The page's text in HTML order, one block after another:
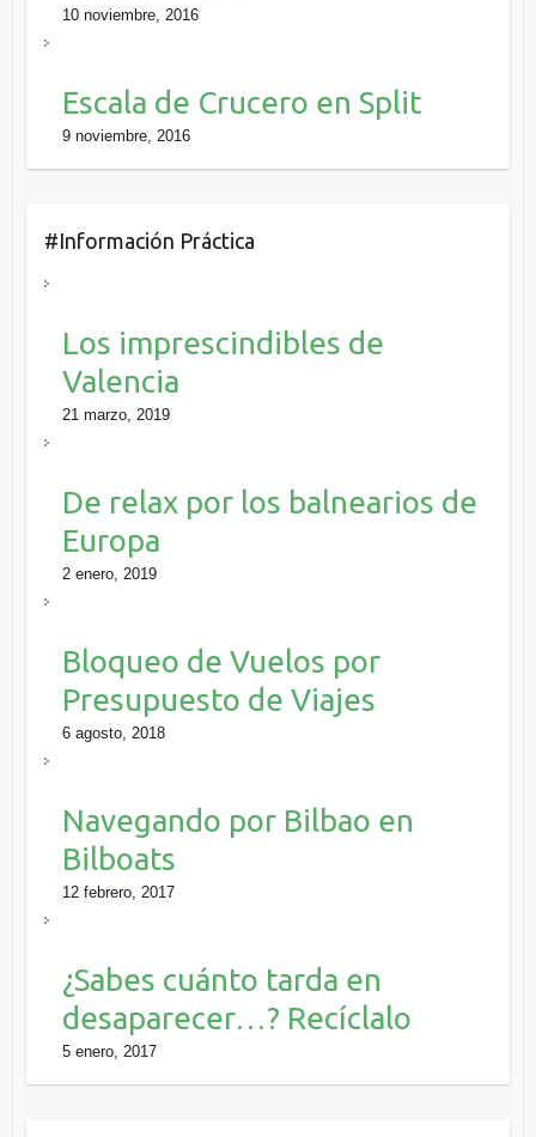
10 noviembre, 2016
Escala de Crucero en Split
9 noviembre, 2016
#Información Práctica
Los imprescindibles de
Valencia
21 marzo, 2019
De relax por los balnearios de
Europa
2 enero, 2019
Bloqueo de Vuelos por
Presupuesto de Viajes
6 agosto, 2018
Navegando por Bilbao en
Bilboats
12 febrero, 2017
¿Sabes cuánto tarda en
desaparecer…? Recíclalo
5 enero, 2017